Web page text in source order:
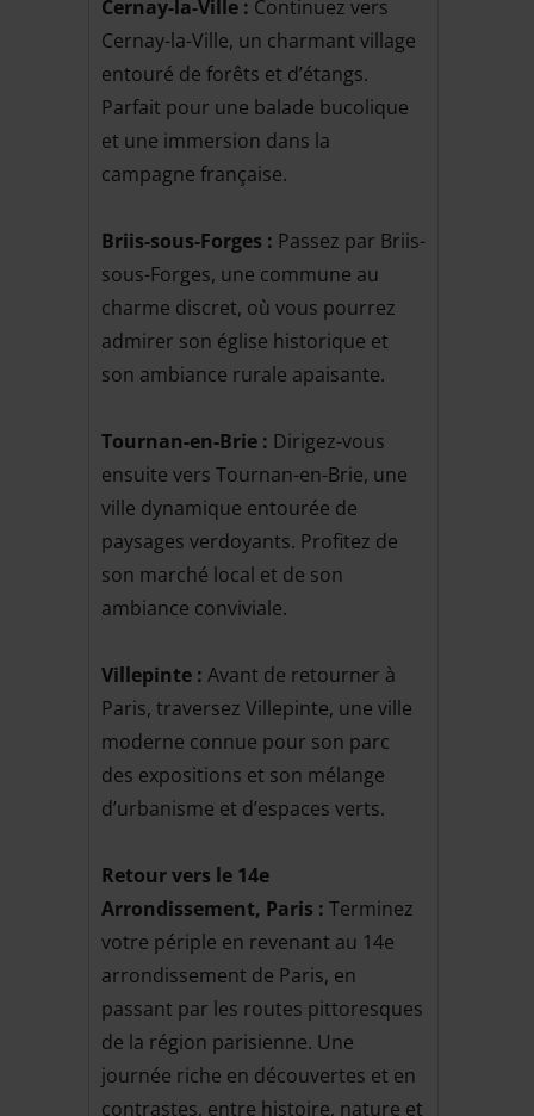
Cernay-la-Ville : Continuez vers
Cernay-la-Ville, un charmant village
entouré de forêts et d’étangs.
Parfait pour une balade bucolique
et une immersion dans la
campagne française.
Briis-sous-Forges : Passez par Briis-
sous-Forges, une commune au
charme discret, où vous pourrez
admirer son église historique et
son ambiance rurale apaisante.
Tournan-en-Brie : Dirigez-vous
ensuite vers Tournan-en-Brie, une
ville dynamique entourée de
paysages verdoyants. Profitez de
son marché local et de son
ambiance conviviale.
Villepinte : Avant de retourner à
Paris, traversez Villepinte, une ville
moderne connue pour son parc
des expositions et son mélange
d’urbanisme et d’espaces verts.
Retour vers le 14e
Arrondissement, Paris : Terminez
votre périple en revenant au 14e
arrondissement de Paris, en
passant par les routes pittoresques
de la région parisienne. Une
journée riche en découvertes et en
contrastes, entre histoire, nature et